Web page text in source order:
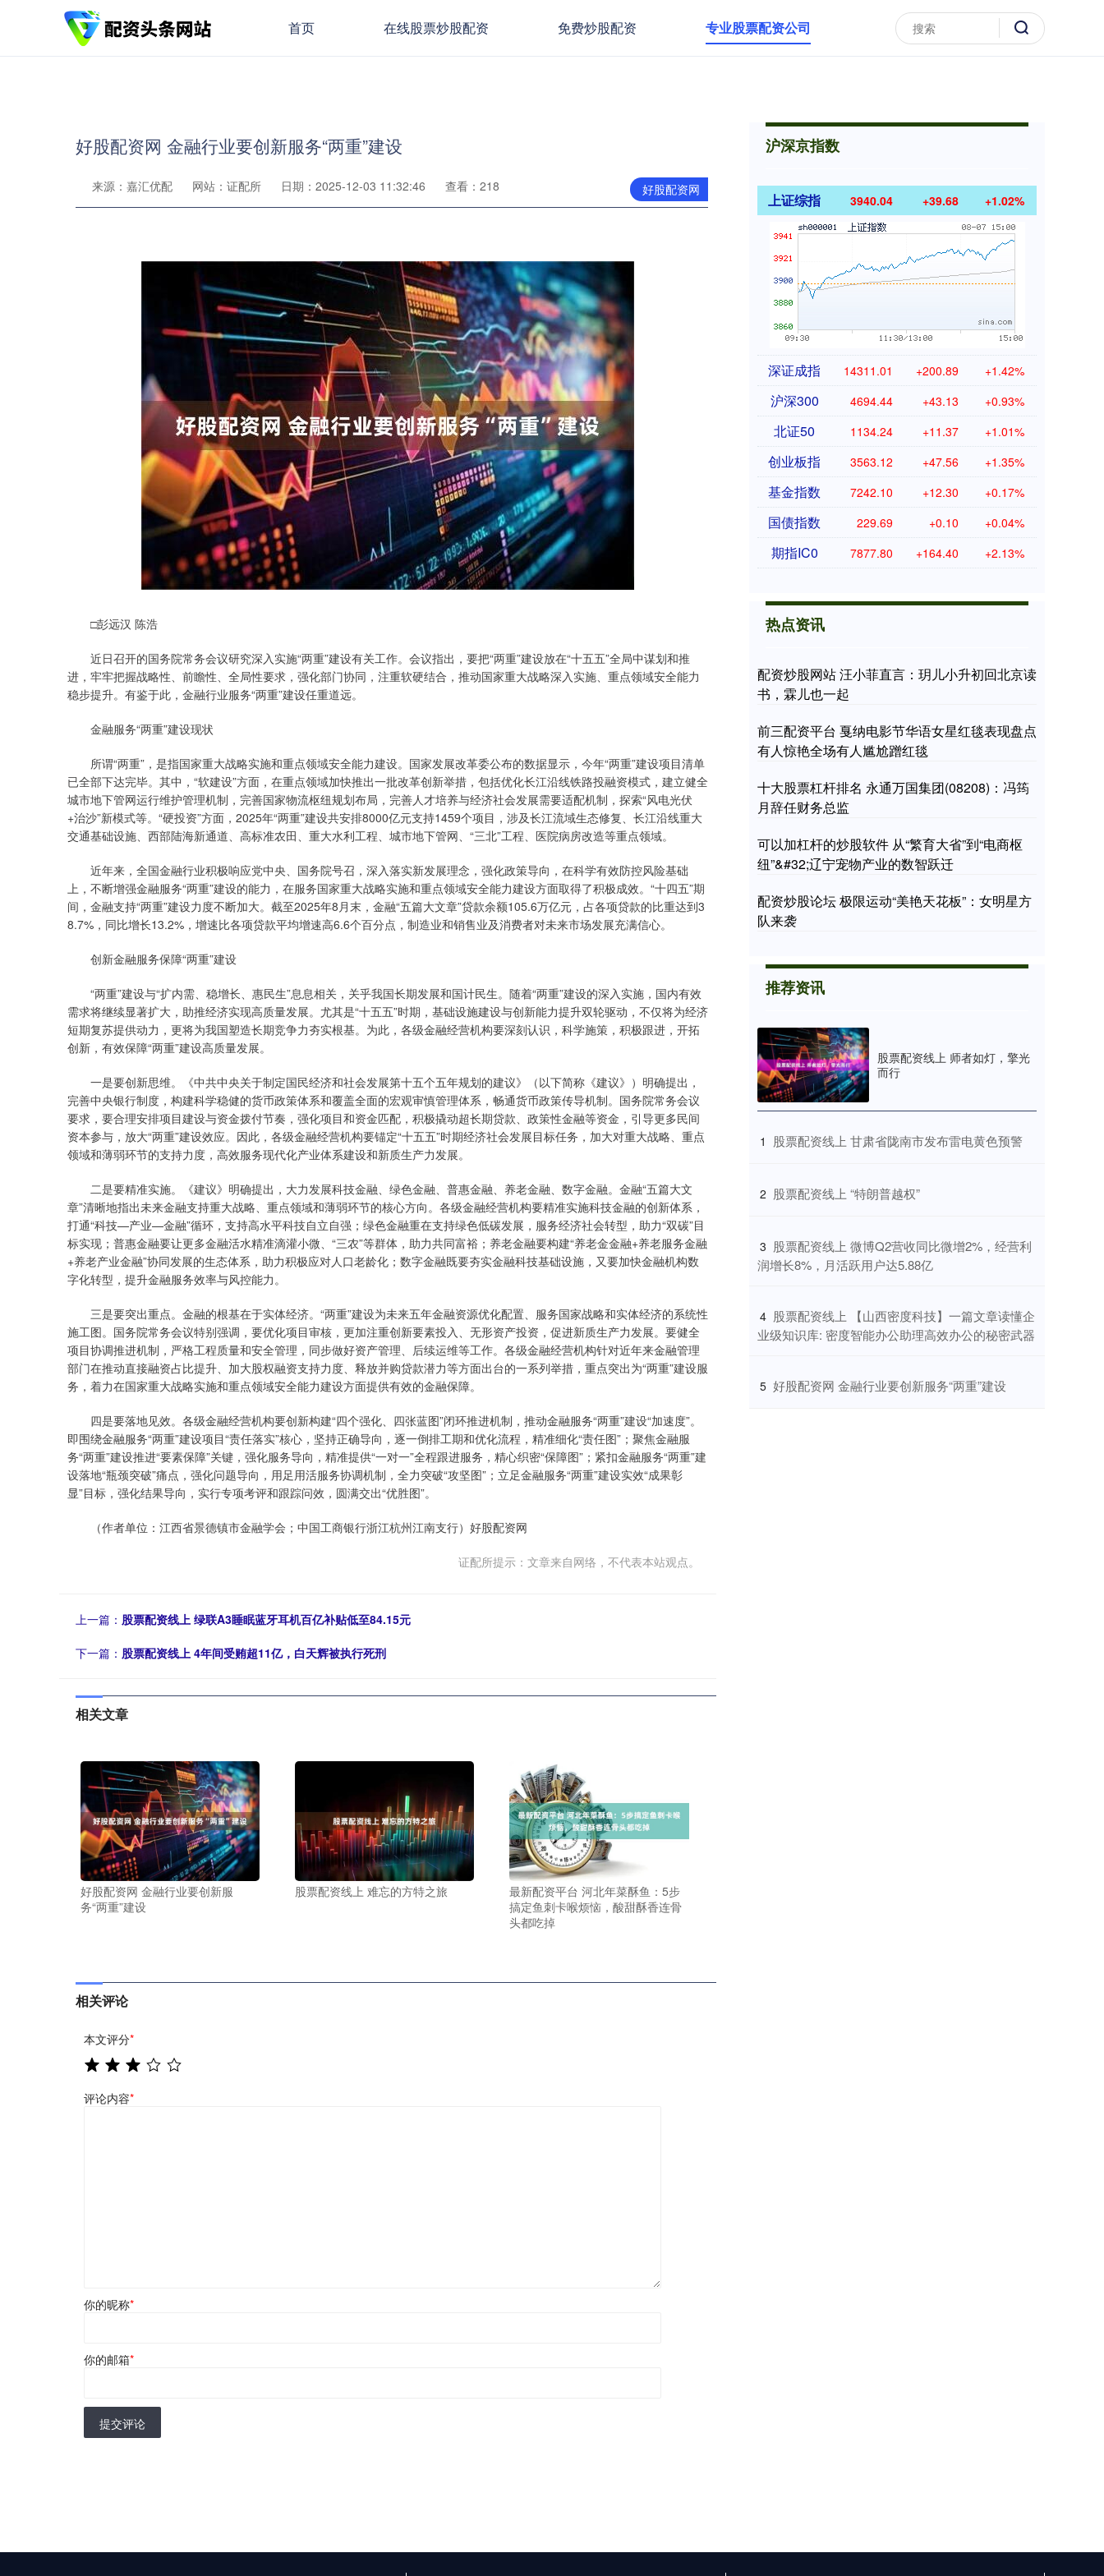
首页 在线股票炒股配资 免费炒股配资 专业股票配资公司
好股配资网 金融行业要创新服务“两重”建设
好股配资网
来源：嘉汇优配 网站：证配所 日期：2025-12-03 11:32:46 查看：218
□彭远汉 陈浩
近日召开的国务院常务会议研究深入实施“两重”建设有关工作。会议指出，要把“两重”建设放在“十五五”全局中谋划和推
进，牢牢把握战略性、前瞻性、全局性要求，强化部门协同，注重软硬结合，推动国家重大战略深入实施、重点领域安全能力
稳步提升。有鉴于此，金融行业服务“两重”建设任重道远。
金融服务“两重”建设现状
所谓“两重”，是指国家重大战略实施和重点领域安全能力建设。国家发展改革委公布的数据显示，今年“两重”建设项目清单
已全部下达完毕。其中，“软建设”方面，在重点领域加快推出一批改革创新举措，包括优化长江沿线铁路投融资模式，建立健全
城市地下管网运行维护管理机制，完善国家物流枢纽规划布局，完善人才培养与经济社会发展需要适配机制，探索“风电光伏
+治沙”新模式等。“硬投资”方面，2025年“两重”建设共安排8000亿元支持1459个项目，涉及长江流域生态修复、长江沿线重大
交通基础设施、西部陆海新通道、高标准农田、重大水利工程、城市地下管网、“三北”工程、医院病房改造等重点领域。
近年来，全国金融行业积极响应党中央、国务院号召，深入落实新发展理念，强化政策导向，在科学有效防控风险基础
上，不断增强金融服务“两重”建设的能力，在服务国家重大战略实施和重点领域安全能力建设方面取得了积极成效。“十四五”期
间，金融支持“两重”建设力度不断加大。截至2025年8月末，金融“五篇大文章”贷款余额105.6万亿元，占各项贷款的比重达到3
8.7%，同比增长13.2%，增速比各项贷款平均增速高6.6个百分点，制造业和销售业及消费者对未来市场发展充满信心。
创新金融服务保障“两重”建设
“两重”建设与“扩内需、稳增长、惠民生”息息相关，关乎我国长期发展和国计民生。随着“两重”建设的深入实施，国内有效
需求将继续显著扩大，助推经济实现高质量发展。尤其是“十五五”时期，基础设施建设与创新能力提升双轮驱动，不仅将为经济
短期复苏提供动力，更将为我国塑造长期竞争力夯实根基。为此，各级金融经营机构要深刻认识，科学施策，积极跟进，开拓
创新，有效保障“两重”建设高质量发展。
一是要创新思维。《中共中央关于制定国民经济和社会发展第十五个五年规划的建议》（以下简称《建议》）明确提出，
完善中央银行制度，构建科学稳健的货币政策体系和覆盖全面的宏观审慎管理体系，畅通货币政策传导机制。国务院常务会议
要求，要合理安排项目建设与资金拨付节奏，强化项目和资金匹配，积极撬动超长期贷款、政策性金融等资金，引导更多民间
资本参与，放大“两重”建设效应。因此，各级金融经营机构要锚定“十五五”时期经济社会发展目标任务，加大对重大战略、重点
领域和薄弱环节的支持力度，高效服务现代化产业体系建设和新质生产力发展。
二是要精准实施。《建议》明确提出，大力发展科技金融、绿色金融、普惠金融、养老金融、数字金融。金融“五篇大文
章”清晰地指出未来金融支持重大战略、重点领域和薄弱环节的核心方向。各级金融经营机构要精准实施科技金融的创新体系，
打通“科技—产业—金融”循环，支持高水平科技自立自强；绿色金融重在支持绿色低碳发展，服务经济社会转型，助力“双碳”目
标实现；普惠金融要让更多金融活水精准滴灌小微、“三农”等群体，助力共同富裕；养老金融要构建“养老金金融+养老服务金融
+养老产业金融”协同发展的生态体系，助力积极应对人口老龄化；数字金融既要夯实金融科技基础设施，又要加快金融机构数
字化转型，提升金融服务效率与风控能力。
三是要突出重点。金融的根基在于实体经济。“两重”建设为未来五年金融资源优化配置、服务国家战略和实体经济的系统性
施工图。国务院常务会议特别强调，要优化项目审核，更加注重创新要素投入、无形资产投资，促进新质生产力发展。要健全
项目协调推进机制，严格工程质量和安全管理，同步做好资产管理、后续运维等工作。各级金融经营机构针对近年来金融管理
部门在推动直接融资占比提升、加大股权融资支持力度、释放并购贷款潜力等方面出台的一系列举措，重点突出为“两重”建设服
务，着力在国家重大战略实施和重点领域安全能力建设方面提供有效的金融保障。
四是要落地见效。各级金融经营机构要创新构建“四个强化、四张蓝图”闭环推进机制，推动金融服务“两重”建设“加速度”。
即围绕金融服务“两重”建设项目“责任落实”核心，坚持正确导向，逐一倒排工期和优化流程，精准细化“责任图”；聚焦金融服
务“两重”建设推进“要素保障”关键，强化服务导向，精准提供“一对一”全程跟进服务，精心织密“保障图”；紧扣金融服务“两重”建
设落地“瓶颈突破”痛点，强化问题导向，用足用活服务协调机制，全力突破“攻坚图”；立足金融服务“两重”建设实效“成果彰
显”目标，强化结果导向，实行专项考评和跟踪问效，圆满交出“优胜图”。
（作者单位：江西省景德镇市金融学会；中国工商银行浙江杭州江南支行）好股配资网
证配所提示：文章来自网络，不代表本站观点。
上一篇： 股票配资线上 绿联A3睡眠蓝牙耳机百亿补贴低至84.15元
下一篇： 股票配资线上 4年间受贿超11亿，白天辉被执行死刑
相关文章
好股配资网 金融行业要创新服
务“两重”建设
股票配资线上 难忘的方特之旅
最新配资平台 河北年菜酥鱼：5步
搞定鱼刺卡喉烦恼，酸甜酥香连骨
头都吃掉
相关评论
本文评分*
评论内容*
你的昵称*
你的邮箱*
提交评论
沪深京指数
上证综指 3940.04 +39.68 +1.02%
深证成指 14311.01 +200.89 +1.42%
沪深300 4694.44 +43.13 +0.93%
北证50 1134.24 +11.37 +1.01%
创业板指 3563.12 +47.56 +1.35%
基金指数 7242.10 +12.30 +0.17%
国债指数 229.69 +0.10 +0.04%
期指IC0 7877.80 +164.40 +2.13%
热点资讯
配资炒股网站 汪小菲直言：玥儿小升初回北京读
书，霖儿也一起
前三配资平台 戛纳电影节华语女星红毯表现盘点
有人惊艳全场有人尴尬蹭红毯
十大股票杠杆排名 永通万国集团(08208)：冯筠
月辞任财务总监
可以加杠杆的炒股软件 从“繁育大省”到“电商枢
纽”&#32;辽宁宠物产业的数智跃迁
配资炒股论坛 极限运动“美艳天花板”：女明星方
队来袭
推荐资讯
股票配资线上 师者如灯，擎光
而行
1 ​股票配资线上 甘肃省陇南市发布雷电黄色预警
2 ​股票配资线上 “特朗普越权”
3 ​股票配资线上 微博Q2营收同比微增2%，经营利
润增长8%，月活跃用户达5.88亿
4 ​股票配资线上 【山西密度科技】一篇文章读懂企
业级知识库: 密度智能办公助理高效办公的秘密武器
5 ​好股配资网 金融行业要创新服务“两重”建设